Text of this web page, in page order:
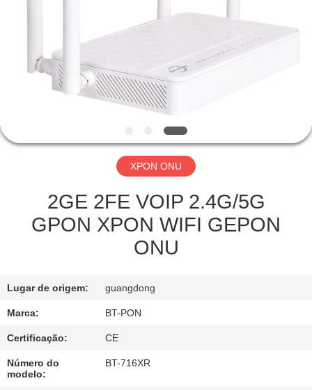
FÁBRICA
CONTROLE
QUALIDADE
CONTACTE-
CITAÇÕES
MAPA
DO
SITE
XPON ONU
2GE 2FE VOIP 2.4G/5G
GPON XPON WIFI GEPON
ONU
Lugar de origem: guangdong
Marca: BT-PON
Certificação: CE
Número do
modelo:
BT-716XR